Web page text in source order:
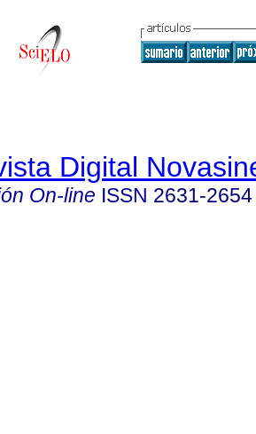
Digital
On-line ISSN 2631-2654